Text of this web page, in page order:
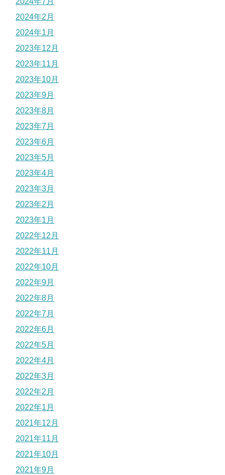
2024年2月
2024年1月
2023年12月
2023年11月
2023年10月
2023年9月
2023年8月
2023年7月
2023年6月
2023年5月
2023年4月
2023年3月
2023年2月
2023年1月
2022年12月
2022年11月
2022年10月
2022年9月
2022年8月
2022年7月
2022年6月
2022年5月
2022年4月
2022年3月
2022年2月
2022年1月
2021年12月
2021年11月
2021年10月
2021年9月